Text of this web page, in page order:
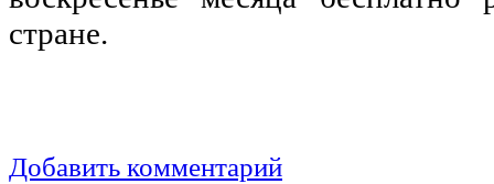
стране.
Добавить комментарий